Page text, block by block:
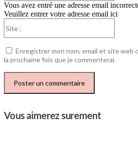
Vous avez entré une adresse email
Veuillez entrer votre adresse email ici
Enregistrer mon nom, email et site web
la prochaine fois que je commenterai.
Vous aimerez surement